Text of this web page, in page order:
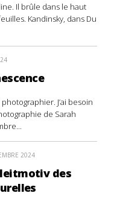
Il brûle dans le haut
Kandinsky, dans Du
J’ai besoin
de Sarah
2024
des